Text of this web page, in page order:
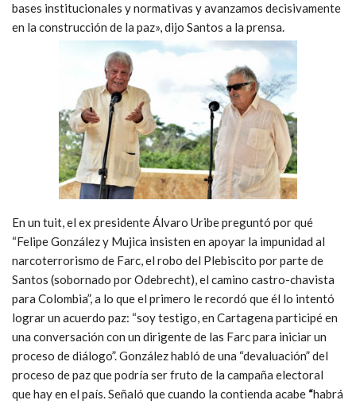
bases institucionales y normativas y avanzamos decisivamente
en la construcción de la paz», dijo Santos a la prensa.
En un tuit, el ex presidente Álvaro Uribe preguntó por qué
“Felipe González y Mujica insisten en apoyar la impunidad al
narcoterrorismo de Farc, el robo del Plebiscito por parte de
Santos (sobornado por Odebrecht), el camino castro-chavista
para Colombia”, a lo que el primero le recordó que él lo intentó
lograr un acuerdo paz: “soy testigo, en Cartagena participéen
una conversación con un dirigente de las Farc para iniciar un
proceso de diálogo”. González habló de una “devaluación” del
proceso de paz que podría ser fruto de la campaña electoral
que hay en el país. Señaló que cuando la contienda acabe “habrá